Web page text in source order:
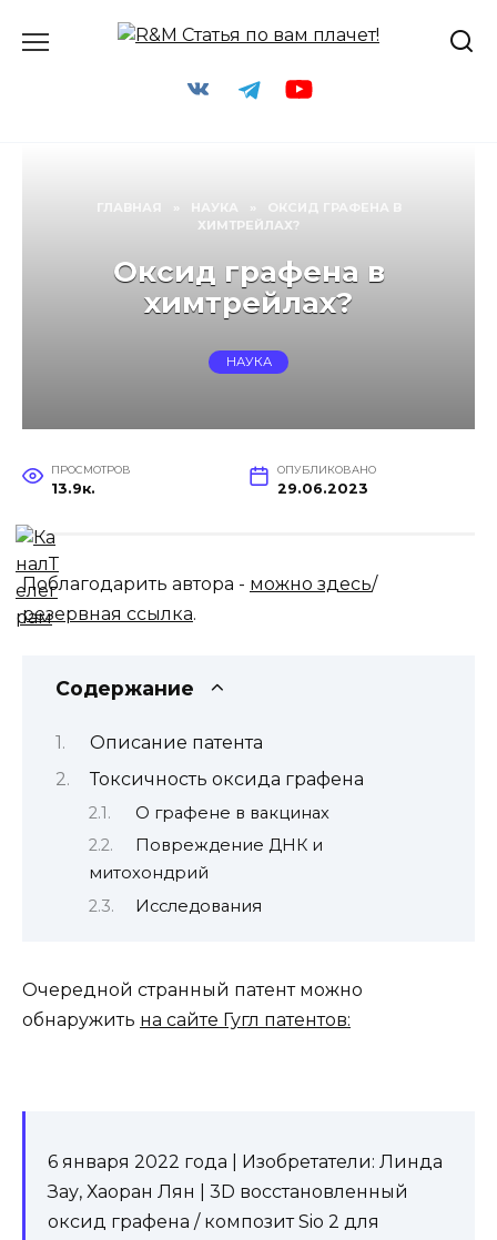
ГЛАВНАЯ НАУКА
ОКСИД ГРАФЕНА В
ХИМТРЕЙЛАХ?
Оксид графена в
химтрейлах?
НАУКА
ПРОСМОТРОВ
13.9к.
ОПУБЛИКОВАНО
29.06.2023
Поблагодарить автора - можно здесь/
резервная ссылка.
Содержание
Описание патента
Токсичность оксида графена
О графене в вакцинах
Повреждение ДНК и
митохондрий
Исследования
Очередной странный патент можно
обнаружить на сайте Гугл патентов:
6 января 2022 года | Изобретатели: Линда
Зау, Хаоран Лян | 3D восстановленный
оксид графена / композит Sio 2 для